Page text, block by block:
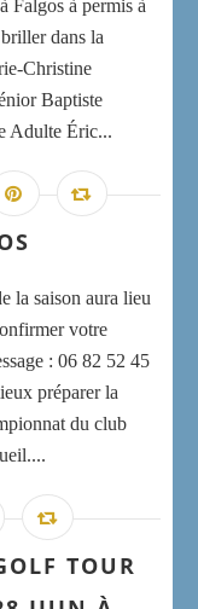
Falgos à permis à
dans la
Christine
Baptiste
Adulte Éric...
la saison aura lieu
votre
: 06 82 52 45
préparer la
du club
TOUR